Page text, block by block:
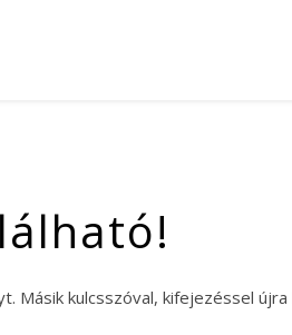
Másik kulcsszóval, kifejezéssel